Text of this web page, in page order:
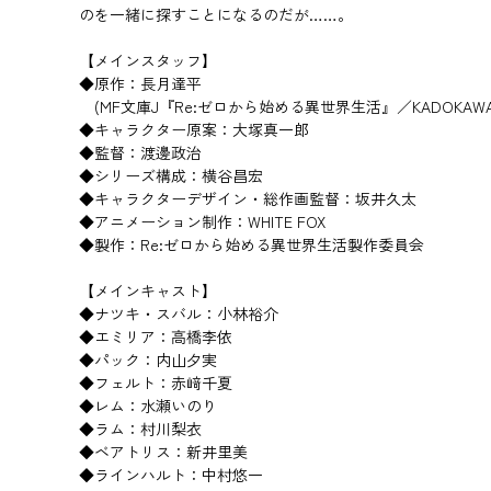
のを一緒に探すことになるのだが……。
【メインスタッフ】
◆原作：長月達平
(MF文庫J『Re:ゼロから始める異世界生活』／
◆キャラクター原案：大塚真一郎
◆監督：渡邊政治
◆シリーズ構成：横谷昌宏
◆キャラクターデザイン・総作画監督：坂井久太
◆アニメーション制作：WHITE FOX
◆製作：Re:ゼロから始める異世界生活製作委員会
【メインキャスト】
◆ナツキ・スバル：小林裕介
◆エミリア：高橋李依
◆パック：内山夕実
◆フェルト：赤﨑千夏
◆レム：水瀬いのり
◆ラム：村川梨衣
◆ベアトリス：新井里美
◆ラインハルト：中村悠一